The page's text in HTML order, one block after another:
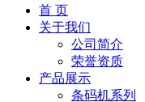
首 页
关于我们
公司简介
荣誉资质
产品展示
条码机系列